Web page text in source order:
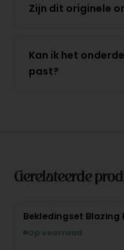
Zijn dit originele
Kan ik het
past?
Gerelateerde
Bekledingset Blazing
Op voorraad